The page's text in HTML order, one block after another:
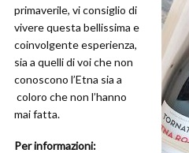
primaverile, vi consiglio di
vivere questa bellissima e
coinvolgente esperienza,
sia a quelli di voi che non
conoscono l’Etna sia a
coloro che non l’hanno
mai fatta.
Per informazioni: